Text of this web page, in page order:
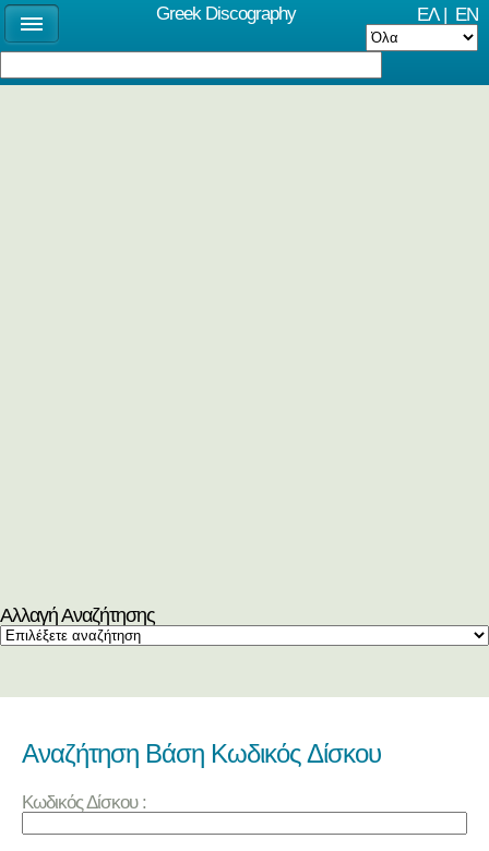
ΕΛ| EN
Αλλαγή Αναζήτησης
Αναζήτηση Βάση Κωδικός Δίσκου
Κωδικός Δίσκου :
Greek Discography